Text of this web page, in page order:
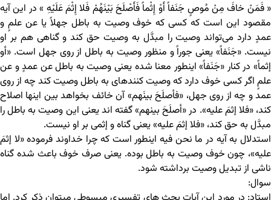
« فَمَنْ خافَ مِنْ مُوصٍ جَنَفاً أَوْ إِثْماً فَأَصْلَحَ بَیْنَهُمْ فَلا إِثْمَ عَلَیْهِ » در این آیه
مقصود این است که کسی که خوف وصیت به باطل جهلاً یا عن علمٍ و
عمدٍ دارد می‌تواند وصیت را مبدَّل به وصیت حق کند و گناهی هم بر او
نیست. «جَنَفاً» یعنی جوراً و منظور وصیت به باطل از روی جهل است. «أو
إثماً» در کنار «جَنَفاً» اینطور معنا شده یعنی وصیت به باطل عن عمدٍ و عن
علمٍ اگر کسی خوف دارد که وصیت کننده‎ای به باطل وصیت کند چه از روی
عمد و چه از روی جهل، «فأصلَحَ بینَهم» آن خائف بخواهد بین اینها اصلاح
کند، «فلا إثمَ علیه». در «أصلَحَ بینهم» گفته اند یعنی این وصیت به باطل را
مبدَّل به حق کند، «فلا إثمَ علیه» یعنی گناه و إثمی بر او نیست.
استدلال به آیه در ما نحن فیه اینطور است که چرا خداوند فرموده «لا إثمَ
علیه»، چون خوف وصیت به باطل بوده. یعنی صرف خوف باعث شده گناه
ناشی از تبدیل وصیت برداشته شود.
سوال: